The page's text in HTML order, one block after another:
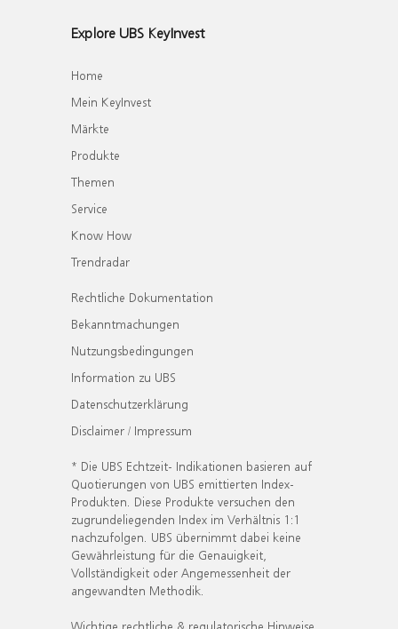
Explore UBS KeyInvest
Home
Mein KeyInvest
Märkte
Produkte
Themen
Service
Know How
Trendradar
Rechtliche Dokumentation
Bekanntmachungen
Nutzungsbedingungen
Information zu UBS
Datenschutzerklärung
Disclaimer / Impressum
* Die UBS Echtzeit- Indikationen basieren auf
Quotierungen von UBS emittierten Index-
Produkten. Diese Produkte versuchen den
zugrundeliegenden Index im Verhältnis 1:1
nachzufolgen. UBS übernimmt dabei keine
Gewährleistung für die Genauigkeit,
Vollständigkeit oder Angemessenheit der
angewandten Methodik.